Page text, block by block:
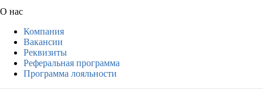
О нас
Компания
Вакансии
Реквизиты
Реферальная программа
Программа лояльности